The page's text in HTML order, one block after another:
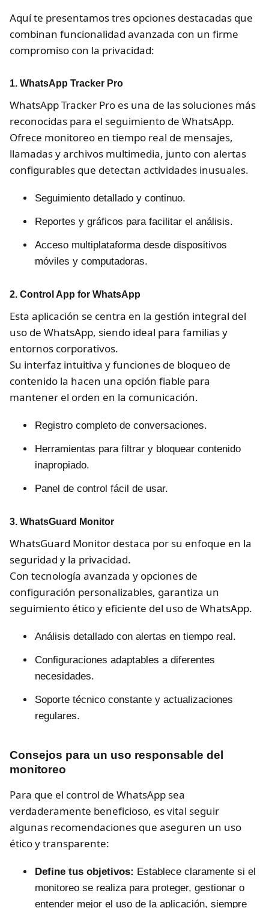
Aquí te presentamos tres opciones destacadas que
combinan funcionalidad avanzada con un firme
compromiso con la privacidad:
1. WhatsApp Tracker Pro
WhatsApp Tracker Pro es una de las soluciones más
reconocidas para el seguimiento de WhatsApp.
Ofrece monitoreo en tiempo real de mensajes,
llamadas y archivos multimedia, junto con alertas
configurables que detectan actividades inusuales.
Seguimiento detallado y continuo.
Reportes y gráficos para facilitar el análisis.
Acceso multiplataforma desde dispositivos
móviles y computadoras.
2. Control App for WhatsApp
Esta aplicación se centra en la gestión integral del
uso de WhatsApp, siendo ideal para familias y
entornos corporativos.
Su interfaz intuitiva y funciones de bloqueo de
contenido la hacen una opción fiable para
mantener el orden en la comunicación.
Registro completo de conversaciones.
Herramientas para filtrar y bloquear contenido
inapropiado.
Panel de control fácil de usar.
3. WhatsGuard Monitor
WhatsGuard Monitor destaca por su enfoque en la
seguridad y la privacidad.
Con tecnología avanzada y opciones de
configuración personalizables, garantiza un
seguimiento ético y eficiente del uso de WhatsApp.
Análisis detallado con alertas en tiempo real.
Configuraciones adaptables a diferentes
necesidades.
Soporte técnico constante y actualizaciones
regulares.
Consejos para un uso responsable del
monitoreo
Para que el control de WhatsApp sea
verdaderamente beneficioso, es vital seguir
algunas recomendaciones que aseguren un uso
ético y transparente:
Define tus objetivos: Establece claramente si el
monitoreo se realiza para proteger, gestionar o
entender mejor el uso de la aplicación, siempre